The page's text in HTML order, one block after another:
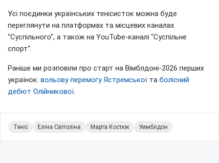
Усі поєдинки українських тенісисток можна буде
переглянути на платформах та місцевих каналах
"Суспільного", а також на YouTube-каналі "Суспільне
спорт".
Раніше ми розповіли про старт на Вімблдоні-2026 перших
українок: вольову перемогу Ястремської та болісний
дебют Олійникової
Теніс Еліна Світоліна Марта Костюк Уимблдон